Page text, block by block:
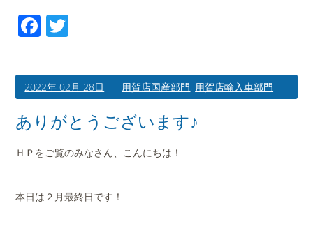
Facebook
2022年 02月 28日 用賀店国産部門, 用賀店輸入車部門
ありがとうございます♪
ＨＰをご覧のみなさん、こんにちは！
本日は２月最終日です！